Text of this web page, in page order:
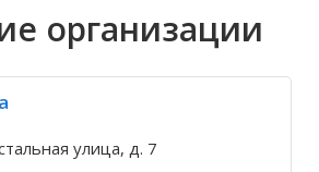
организации
улица, д. 7